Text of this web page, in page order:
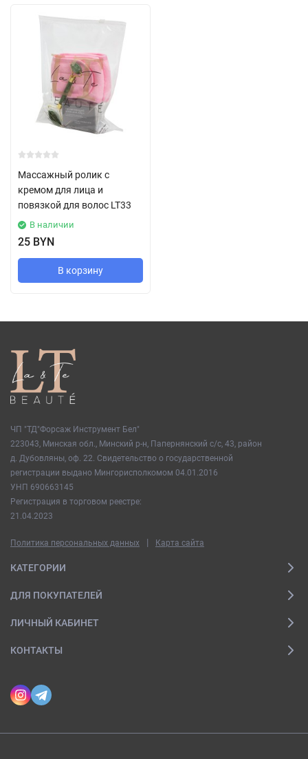
Массажный ролик с
кремом для лица и
повязкой для волос LT33
В наличии
25 BYN
В корзину
ЧП "ТД"Форсаж Инструмент Бел"
223043, Минская обл., Минский р-н, Папернянский с/с, 43, район
д. Дубовляны, оф. 22. Свидетельство о государственной
регистрации выдано Мингорисполкомом 04.01.2016
УНП 690663145
Регистрация в торговом реестре:
21.04.2023
Политика персональных данных | Карта сайта
КАТЕГОРИИ
ДЛЯ ПОКУПАТЕЛЕЙ
ЛИЧНЫЙ КАБИНЕТ
КОНТАКТЫ